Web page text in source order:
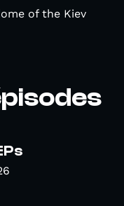
of the Kiev